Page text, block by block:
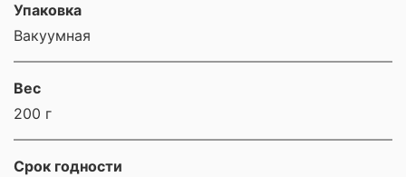
Упаковка
Вакуумная
Вес
200 г
Срок годности